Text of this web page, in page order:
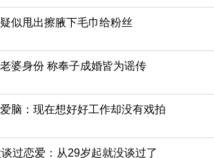
似甩出擦腋下毛巾给粉丝
婆身份 称奉子成婚皆为谣传
脑：现在想好好工作却没有戏拍
过恋爱：从29岁起就没谈过了